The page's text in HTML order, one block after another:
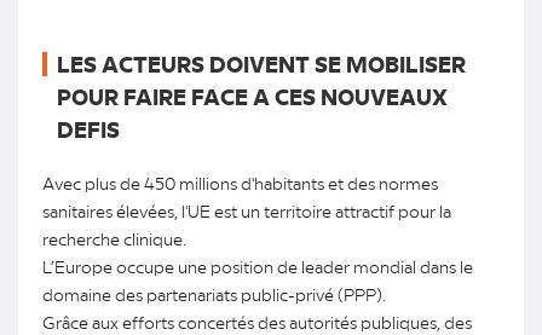
LES ACTEURS DOIVENT SE MOBILISER
POUR FAIRE FACE A CES NOUVEAUX
DEFIS
Avec plus de 450 millions d'habitants et des normes
sanitaires élevées, l'UE est un territoire attractif pour la
recherche clinique.
L’Europe occupe une position de leader mondial dans le
domaine des partenariats public-privé (PPP).
Grâce aux efforts concertés des autorités publiques, des